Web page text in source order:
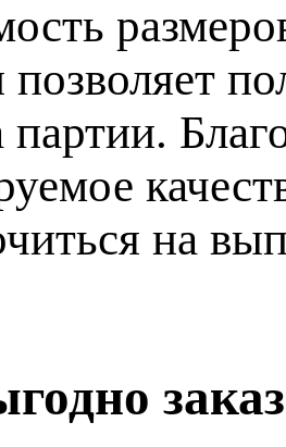
позволяет
на